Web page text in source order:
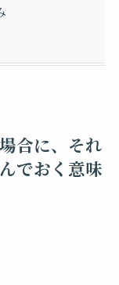
合に、それ
でおく意味